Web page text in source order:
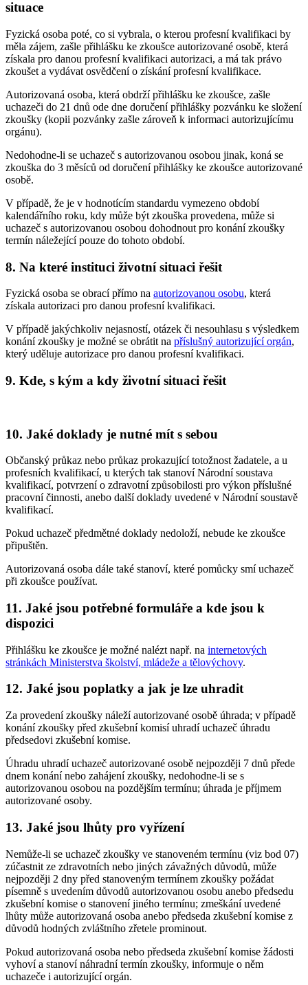
situace
Fyzická osoba poté, co si vybrala, o kterou profesní kvalifikaci by
měla zájem, zašle přihlášku ke zkoušce autorizované osobě, která
získala pro danou profesní kvalifikaci autorizaci, a má tak právo
zkoušet a vydávat osvědčení o získání profesní kvalifikace.
Autorizovaná osoba, která obdrží přihlášku ke zkoušce, zašle
uchazeči do 21 dnů ode dne doručení přihlášky pozvánku ke složení
zkoušky (kopii pozvánky zašle zároveň k informaci autorizujícímu
orgánu).
Nedohodne-li se uchazeč s autorizovanou osobou jinak, koná se
zkouška do 3 měsíců od doručení přihlášky ke zkoušce autorizované
osobě.
V případě, že je v hodnotícím standardu vymezeno období
kalendářního roku, kdy může být zkouška provedena, může si
uchazeč s autorizovanou osobou dohodnout pro konání zkoušky
termín náležející pouze do tohoto období.
8. Na které instituci životní situaci řešit
Fyzická osoba se obrací přímo na autorizovanou osobu, která
získala autorizaci pro danou profesní kvalifikaci.
V případě jakýchkoliv nejasností, otázek či nesouhlasu s výsledkem
konání zkoušky je možné se obrátit na příslušný autorizující orgán,
který uděluje autorizace pro danou profesní kvalifikaci.
9. Kde, s kým a kdy životní situaci řešit
10. Jaké doklady je nutné mít s sebou
Občanský průkaz nebo průkaz prokazující totožnost žadatele, a u
profesních kvalifikací, u kterých tak stanoví Národní soustava
kvalifikací, potvrzení o zdravotní způsobilosti pro výkon příslušné
pracovní činnosti, anebo další doklady uvedené v Národní soustavě
kvalifikací.
Pokud uchazeč předmětné doklady nedoloží, nebude ke zkoušce
připuštěn.
Autorizovaná osoba dále také stanoví, které pomůcky smí uchazeč
při zkoušce používat.
11. Jaké jsou potřebné formuláře a kde jsou k
dispozici
Přihlášku ke zkoušce je možné nalézt např. na internetových
stránkách Ministerstva školství, mládeže a tělovýchovy.
12. Jaké jsou poplatky a jak je lze uhradit
Za provedení zkoušky náleží autorizované osobě úhrada; v případě
konání zkoušky před zkušební komisí uhradí uchazeč úhradu
předsedovi zkušební komise.
Úhradu uhradí uchazeč autorizované osobě nejpozději 7 dnů přede
dnem konání nebo zahájení zkoušky, nedohodne-li se s
autorizovanou osobou na pozdějším termínu; úhrada je příjmem
autorizované osoby.
13. Jaké jsou lhůty pro vyřízení
Nemůže-li se uchazeč zkoušky ve stanoveném termínu (viz bod 07)
zúčastnit ze zdravotních nebo jiných závažných důvodů, může
nejpozději 2 dny před stanoveným termínem zkoušky požádat
písemně s uvedením důvodů autorizovanou osobu anebo předsedu
zkušební komise o stanovení jiného termínu; zmeškání uvedené
lhůty může autorizovaná osoba anebo předseda zkušební komise z
důvodů hodných zvláštního zřetele prominout.
Pokud autorizovaná osoba nebo předseda zkušební komise žádosti
vyhoví a stanoví náhradní termín zkoušky, informuje o něm
uchazeče i autorizující orgán.